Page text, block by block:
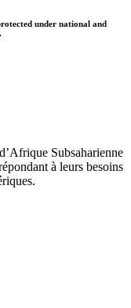
under national and
.
Subsaharienne
à leurs besoins